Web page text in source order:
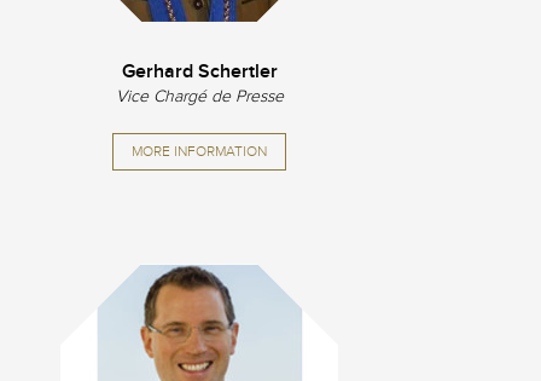
Gerhard Schertler
Vice Chargé de Presse
MORE INFORMATION